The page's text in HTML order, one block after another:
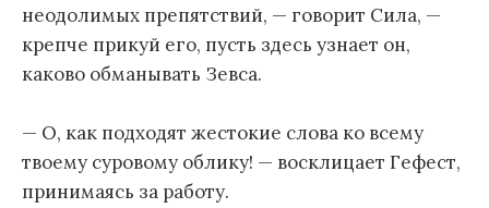
неодолимых препятствий, — говорит Сила, —
крепче прикуй его, пусть здесь узнает он,
каково обманывать Зевса.
— О, как подходят жестокие слова ко всему
твоему суровому облику! — восклицает Гефест,
принимаясь за работу.